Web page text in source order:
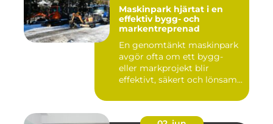
Maskinpark hjärtat i en
effektiv bygg- och
markentreprenad
En genomtänkt maskinpark
avgör ofta om ett bygg-
eller markprojekt blir
effektivt, säkert och lönsam...